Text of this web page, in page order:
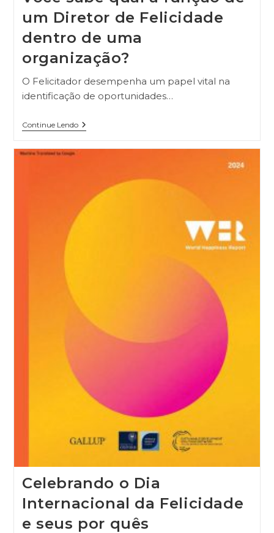
um Diretor de Felicidade
dentro de uma
organização?
O Felicitador desempenha um papel vital na
identificação de oportunidades…
Continue Lendo
Celebrando o Dia
Internacional da Felicidade
e seus por quês